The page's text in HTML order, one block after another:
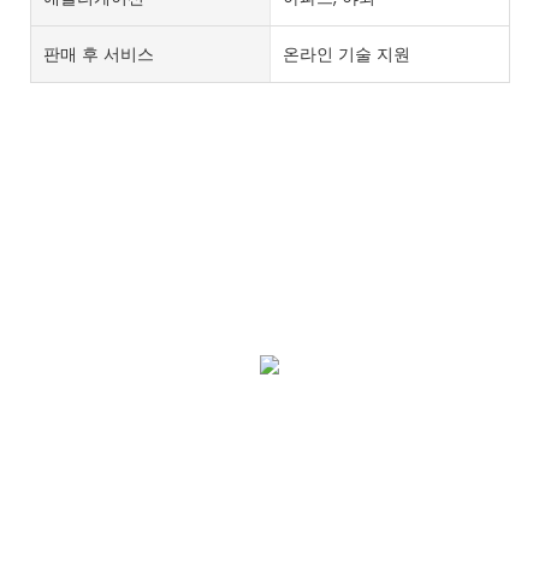
판매 후 서비스 온라인 기술 지원